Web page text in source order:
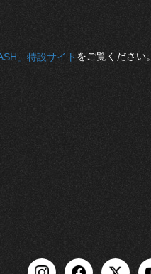
」特設サイト をご覧ください。